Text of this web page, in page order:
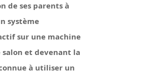
de ses parents à
système
sur une machine
salon et devenant la
à utiliser un